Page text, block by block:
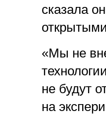
сказала
«Мы не
не будут
на